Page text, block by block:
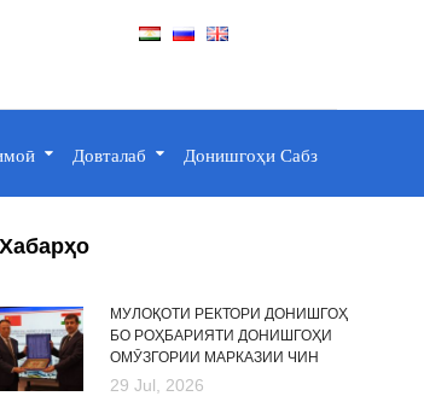
Довталаб Донишгоҳи Сабз
Хабарҳо
МУЛОҚОТИ РЕКТОРИ ДОНИШГОҲ
БО РОҲБАРИЯТИ ДОНИШГОҲИ
ОМӮЗГОРИИ МАРКАЗИИ ЧИН
29 Jul, 2026